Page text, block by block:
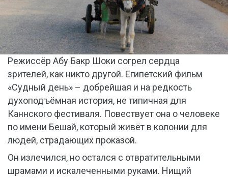
Режиссёр Абу Бакр Шоки согрел сердца
зрителей, как никто другой. Египетский фильм
«Судный день» – добрейшая и на редкость
духоподъёмная история, не типичная для
Каннского фестиваля. Повествует она о человеке
по имени Бешай, который живёт в колонии для
людей, страдающих проказой.
Он излечился, но остался с отвратительными
шрамами и искалеченными руками. Нищий